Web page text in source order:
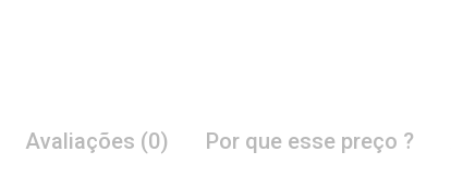
Avaliações (0) Por que esse preço ?